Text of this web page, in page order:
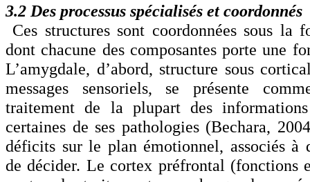
3.2 Des processus spécialisés et coordonnés
Ces structures sont coordonnées sous la
dont chacune des composantes porte une
L’amygdale, d’abord, structure sous
messages sensoriels, se présente
traitement de la plupart des
certaines de ses pathologies (Bechara,
déficits sur le plan émotionnel, associés à
de décider. Le cortex préfrontal (fonctions